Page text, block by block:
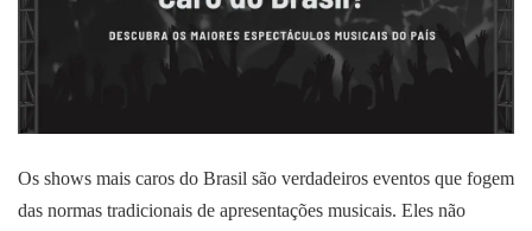
Os shows mais caros do Brasil são verdadeiros eventos que fogem
das normas tradicionais de apresentações musicais. Eles não